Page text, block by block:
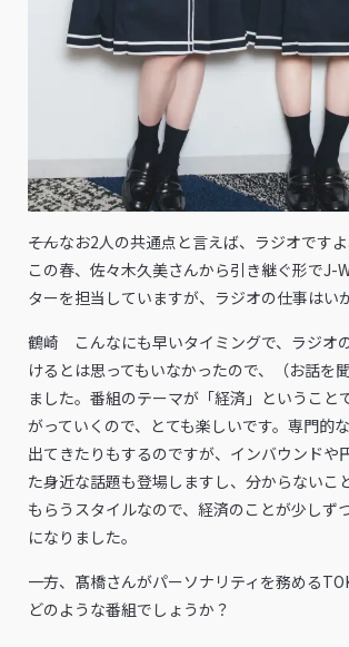
――そんなお2人の共通点と言えば、ラジオです
この春、佐々木久美さんから引き継ぐ形でJ-
ターを担当していますが、ラジオの仕事はい
鶴崎 こんなにも早いタイミングで、ラジオ
けるとは思ってもいなかったので、（お話を
ました。番組のテーマが「経済」ということ
がっていくので、とても楽しいです。専門的
出てきたりもするのですが、インバウンドや
た身近な話題も登場しますし、分からないこ
もらうスタイルなので、経済のことが少しず
になりました。
――一方、髙橋さんがパーソナリティを務める
どのような番組でしょうか？